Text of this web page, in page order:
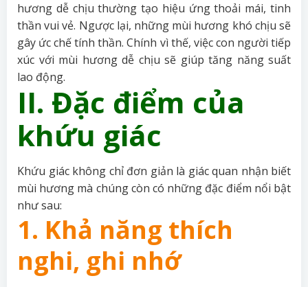
hương dễ chịu thường tạo hiệu ứng thoải mái, tinh
thần vui vẻ. Ngược lại, những mùi hương khó chịu sẽ
gây ức chế tính thần. Chính vì thế, việc con người tiếp
xúc với mùi hương dễ chịu sẽ giúp tăng năng suất
lao động.
II. Đặc điểm của
khứu giác
Khứu giác không chỉ đơn giản là giác quan nhận biết
mùi hương mà chúng còn có những đặc điểm nổi bật
như sau:
1. Khả năng thích
nghi, ghi nhớ